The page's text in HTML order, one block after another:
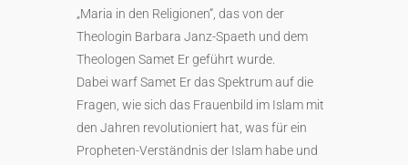
„Maria in den Religionen“, das von der
Theologin Barbara Janz-Spaeth und dem
Theologen Samet Er geführt wurde.
Dabei warf Samet Er das Spektrum auf die
Fragen, wie sich das Frauenbild im Islam mit
den Jahren revolutioniert hat, was für ein
Propheten-Verständnis der Islam habe und